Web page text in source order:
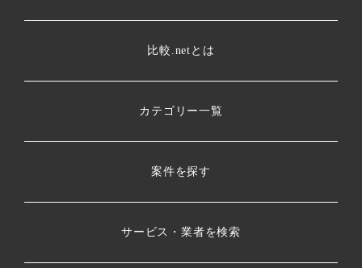
比較.netとは
カテゴリー一覧
案件を探す
サービス・業者を検索